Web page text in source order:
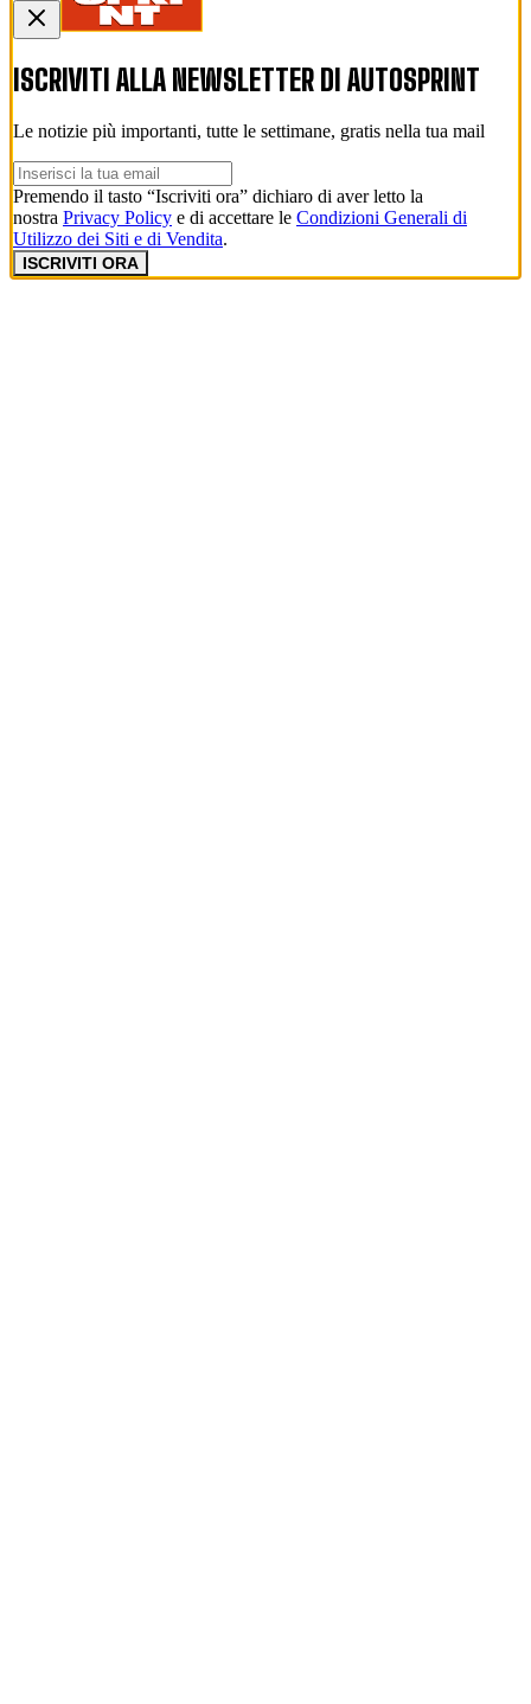
ISCRIVITI ALLA NEWSLETTER DI AUTOSPRINT
Le notizie più importanti, tutte le settimane, gratis nella tua mail
Premendo il tasto “Iscriviti ora” dichiaro di aver letto la
nostra Privacy Policy e di accettare le Condizioni Generali di
Utilizzo dei Siti e di Vendita.
ISCRIVITI ORA